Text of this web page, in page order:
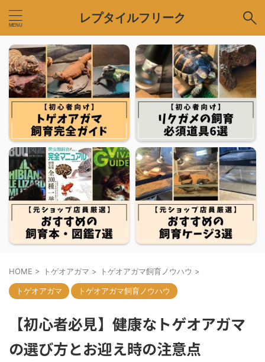
レプタイルフリーク
HOME > トゲオアガマ > トゲオアガマ飼育ノウハウ >
トゲオアガマ トゲオアガマ飼育ノウハウ
【初心者必見】健康なトゲオアガマ
の選び方とお迎え時の注意点